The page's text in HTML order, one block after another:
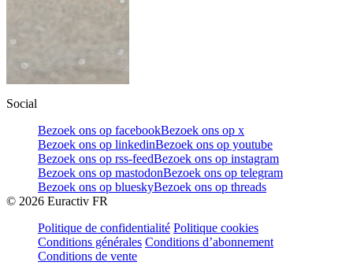
Social
Bezoek ons op facebookBezoek ons op x
Bezoek ons op linkedinBezoek ons op youtube
Bezoek ons op rss-feedBezoek ons op instagram
Bezoek ons op mastodonBezoek ons op telegram
Bezoek ons op blueskyBezoek ons op threads
© 2026 Euractiv FR
Politique de confidentialité Politique cookies
Conditions générales Conditions d’abonnement
Conditions de vente